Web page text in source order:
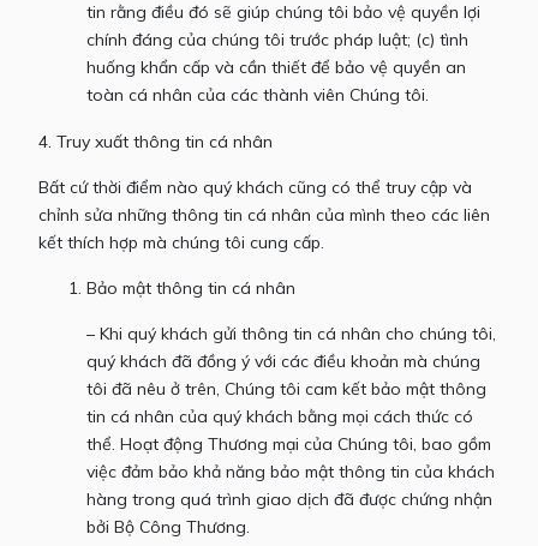
tin rằng điều đó sẽ giúp chúng tôi bảo vệ quyền lợi
chính đáng của chúng tôi trước pháp luật; (c) tình
huống khẩn cấp và cần thiết để bảo vệ quyền an
toàn cá nhân của các thành viên Chúng tôi.
4. Truy xuất thông tin cá nhân
Bất cứ thời điểm nào quý khách cũng có thể truy cập và
chỉnh sửa những thông tin cá nhân của mình theo các liên
kết thích hợp mà chúng tôi cung cấp.
Bảo mật thông tin cá nhân
– Khi quý khách gửi thông tin cá nhân cho chúng tôi,
quý khách đã đồng ý với các điều khoản mà chúng
tôi đã nêu ở trên, Chúng tôi cam kết bảo mật thông
tin cá nhân của quý khách bằng mọi cách thức có
thể. Hoạt động Thương mại của Chúng tôi, bao gồm
việc đảm bảo khả năng bảo mật thông tin của khách
hàng trong quá trình giao dịch đã được chứng nhận
bởi Bộ Công Thương.